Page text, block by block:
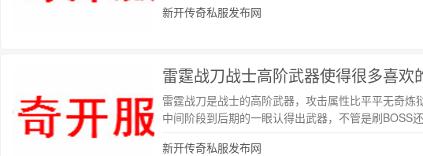
新开传奇私服发布网
雷霆战刀战士高阶武器使得很多喜欢
雷霆战刀是战士的高阶武器，攻击属性比平平无奇
中间阶段到后期的一眼认得出武器，不管是刷BOSS
新开传奇私服发布网